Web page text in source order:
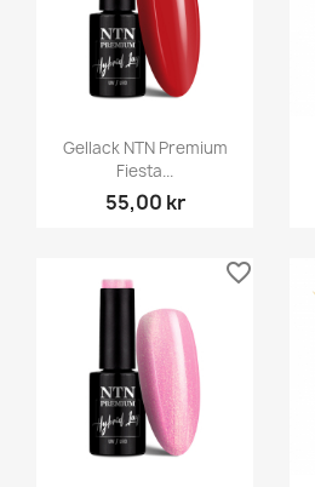
Gellack NTN Premium
Fiesta...
55,00 kr
favorite_border